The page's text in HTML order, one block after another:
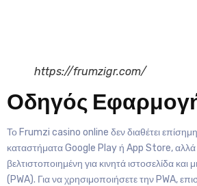
https://frumzigr.com/
Οδηγός
Το Frumzi casino online δεν διαθέτει
καταστήματα Google Play ή App Store,
βελτιστοποιημένη για κινητά ιστοσελίδα
(PWA). Για να χρησιμοποιήσετε την PWA,